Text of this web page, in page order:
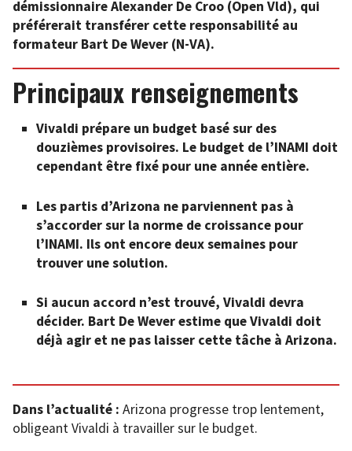
démissionnaire Alexander De Croo (Open Vld), qui
préférerait transférer cette responsabilité au
formateur Bart De Wever (N-VA).
Principaux renseignements
Vivaldi prépare un budget basé sur des
douzièmes provisoires. Le budget de l’INAMI doit
cependant être fixé pour une année entière.
Les partis d’Arizona ne parviennent pas à
s’accorder sur la norme de croissance pour
l’INAMI. Ils ont encore deux semaines pour
trouver une solution.
Si aucun accord n’est trouvé, Vivaldi devra
décider. Bart De Wever estime que Vivaldi doit
déjà agir et ne pas laisser cette tâche à Arizona.
Dans l’actualité : Arizona progresse trop lentement,
obligeant Vivaldi à travailler sur le budget.